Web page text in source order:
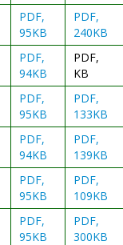
PDF,
95KB
PDF,
240KB
PDF,
94KB
PDF,
KB
PDF,
95KB
PDF,
133KB
PDF,
94KB
PDF,
139KB
PDF,
95KB
PDF,
109KB
PDF,
95KB
PDF,
300KB